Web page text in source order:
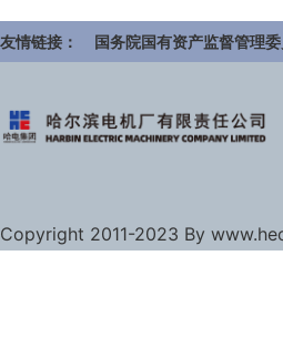
友情链接： 国务院国有资产监督管理
Copyright 2011-2023 By